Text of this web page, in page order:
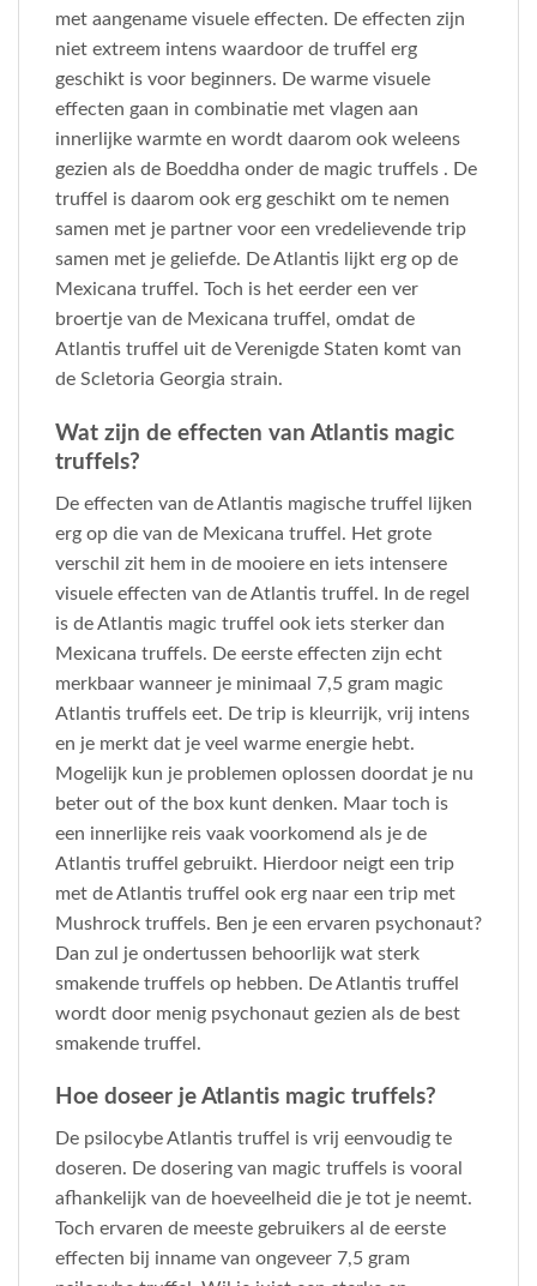
met aangename visuele effecten. De effecten zijn
niet extreem intens waardoor de truffel erg
geschikt is voor beginners. De warme visuele
effecten gaan in combinatie met vlagen aan
innerlijke warmte en wordt daarom ook weleens
gezien als de Boeddha onder de magic truffels . De
truffel is daarom ook erg geschikt om te nemen
samen met je partner voor een vredelievende trip
samen met je geliefde. De Atlantis lijkt erg op de
Mexicana truffel. Toch is het eerder een ver
broertje van de Mexicana truffel, omdat de
Atlantis truffel uit de Verenigde Staten komt van
de Scletoria Georgia strain.
Wat zijn de effecten van Atlantis magic
truffels?
De effecten van de Atlantis magische truffel lijken
erg op die van de Mexicana truffel. Het grote
verschil zit hem in de mooiere en iets intensere
visuele effecten van de Atlantis truffel. In de regel
is de Atlantis magic truffel ook iets sterker dan
Mexicana truffels. De eerste effecten zijn echt
merkbaar wanneer je minimaal 7,5 gram magic
Atlantis truffels eet. De trip is kleurrijk, vrij intens
en je merkt dat je veel warme energie hebt.
Mogelijk kun je problemen oplossen doordat je nu
beter out of the box kunt denken. Maar toch is
een innerlijke reis vaak voorkomend als je de
Atlantis truffel gebruikt. Hierdoor neigt een trip
met de Atlantis truffel ook erg naar een trip met
Mushrock truffels. Ben je een ervaren psychonaut?
Dan zul je ondertussen behoorlijk wat sterk
smakende truffels op hebben. De Atlantis truffel
wordt door menig psychonaut gezien als de best
smakende truffel.
Hoe doseer je Atlantis magic truffels?
De psilocybe Atlantis truffel is vrij eenvoudig te
doseren. De dosering van magic truffels is vooral
afhankelijk van de hoeveelheid die je tot je neemt.
Toch ervaren de meeste gebruikers al de eerste
effecten bij inname van ongeveer 7,5 gram